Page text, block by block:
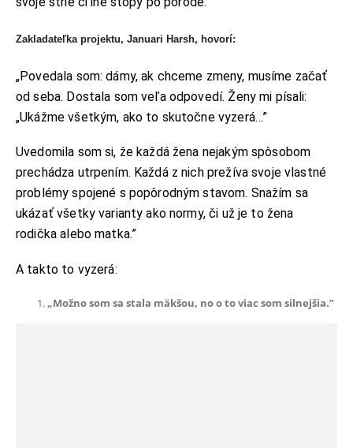
Zakladateľka projektu, Januari Harsh, hovorí:
„Povedala som: dámy, ak chceme zmeny, musíme začať
od seba. Dostala som veľa odpovedí. Ženy mi písali:
„Ukážme všetkým, ako to skutočne vyzerá…”
Uvedomila som si, že každá žena nejakým spôsobom
prechádza utrpením. Každá z nich prežíva svoje vlastné
problémy spojené s popôrodným stavom. Snažím sa
ukázať všetky varianty ako normy, či už je to žena
rodička alebo matka.”
A takto to vyzerá:
„Možno som sa stala mäkšou, no o to viac som silnejšia.”